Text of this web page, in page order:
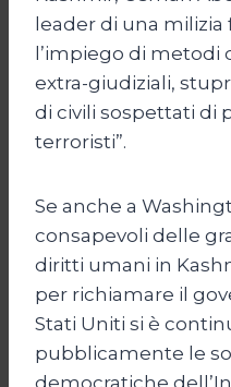
leader di una milizia
l’impiego di metodi
extra-giudiziali,
di civili sospettati di
terroristi”.
Se anche a
consapevoli delle
diritti umani in
per richiamare il
Stati Uniti si è
pubblicamente le
democratiche